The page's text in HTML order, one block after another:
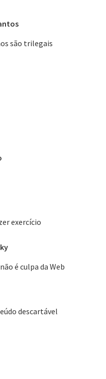
são trilegais
exercício
é culpa da Web
descartável